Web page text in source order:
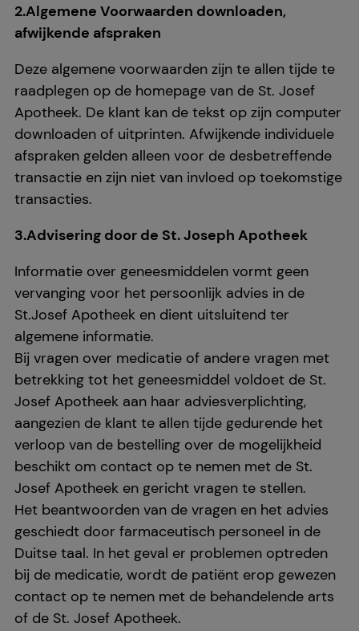
2.Algemene Voorwaarden downloaden,
afwijkende afspraken
Deze algemene voorwaarden zijn te allen tijde te
raadplegen op de homepage van de St. Josef
Apotheek. De klant kan de tekst op zijn computer
downloaden of uitprinten. Afwijkende individuele
afspraken gelden alleen voor de desbetreffende
transactie en zijn niet van invloed op toekomstige
transacties.
3.Advisering door de St. Joseph Apotheek
Informatie over geneesmiddelen vormt geen
vervanging voor het persoonlijk advies in de
St.Josef Apotheek en dient uitsluitend ter
algemene informatie.
Bij vragen over medicatie of andere vragen met
betrekking tot het geneesmiddel voldoet de St.
Josef Apotheek aan haar adviesverplichting,
aangezien de klant te allen tijde gedurende het
verloop van de bestelling over de mogelijkheid
beschikt om contact op te nemen met de St.
Josef Apotheek en gericht vragen te stellen.
Het beantwoorden van de vragen en het advies
geschiedt door farmaceutisch personeel in de
Duitse taal. In het geval er problemen optreden
bij de medicatie, wordt de patiënt erop gewezen
contact op te nemen met de behandelende arts
of de St. Josef Apotheek.